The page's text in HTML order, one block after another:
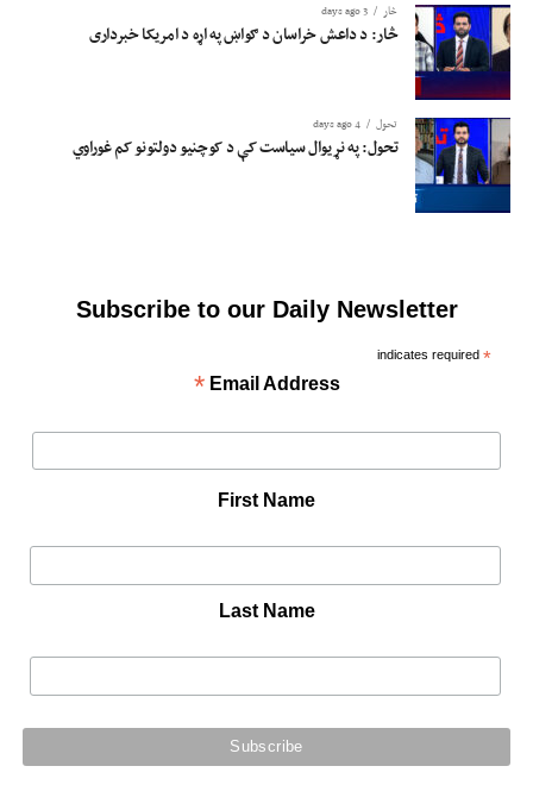
څار 3 days ago
څار: د داعش خراسان د ګواښ په اړه د امریکا خبرداری
تحول 4 days ago
تحول: په نړیوال سیاست کې د کوچنیو دولتونو کم غوراوي
Subscribe to our Daily Newsletter
*
indicates required
Email Address
*
First Name
Last Name